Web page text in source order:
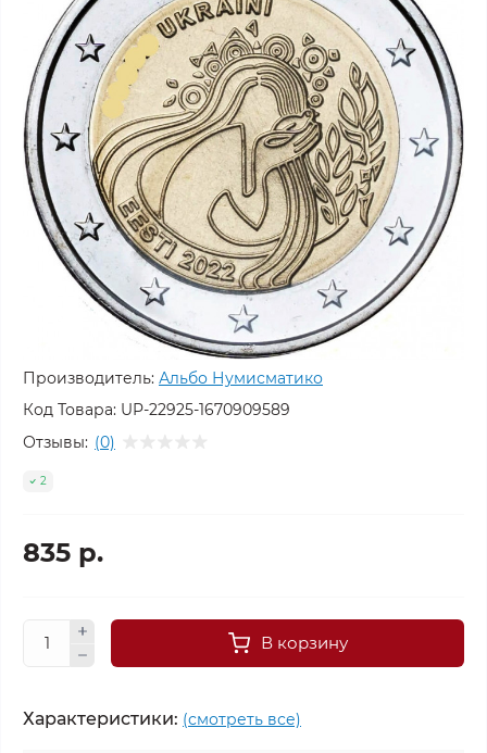
Производитель: Альбо Нумисматико
Код Товара: UP-22925-1670909589
Отзывы: (0)
2
835 р.
В корзину
Характеристики: (смотреть все)